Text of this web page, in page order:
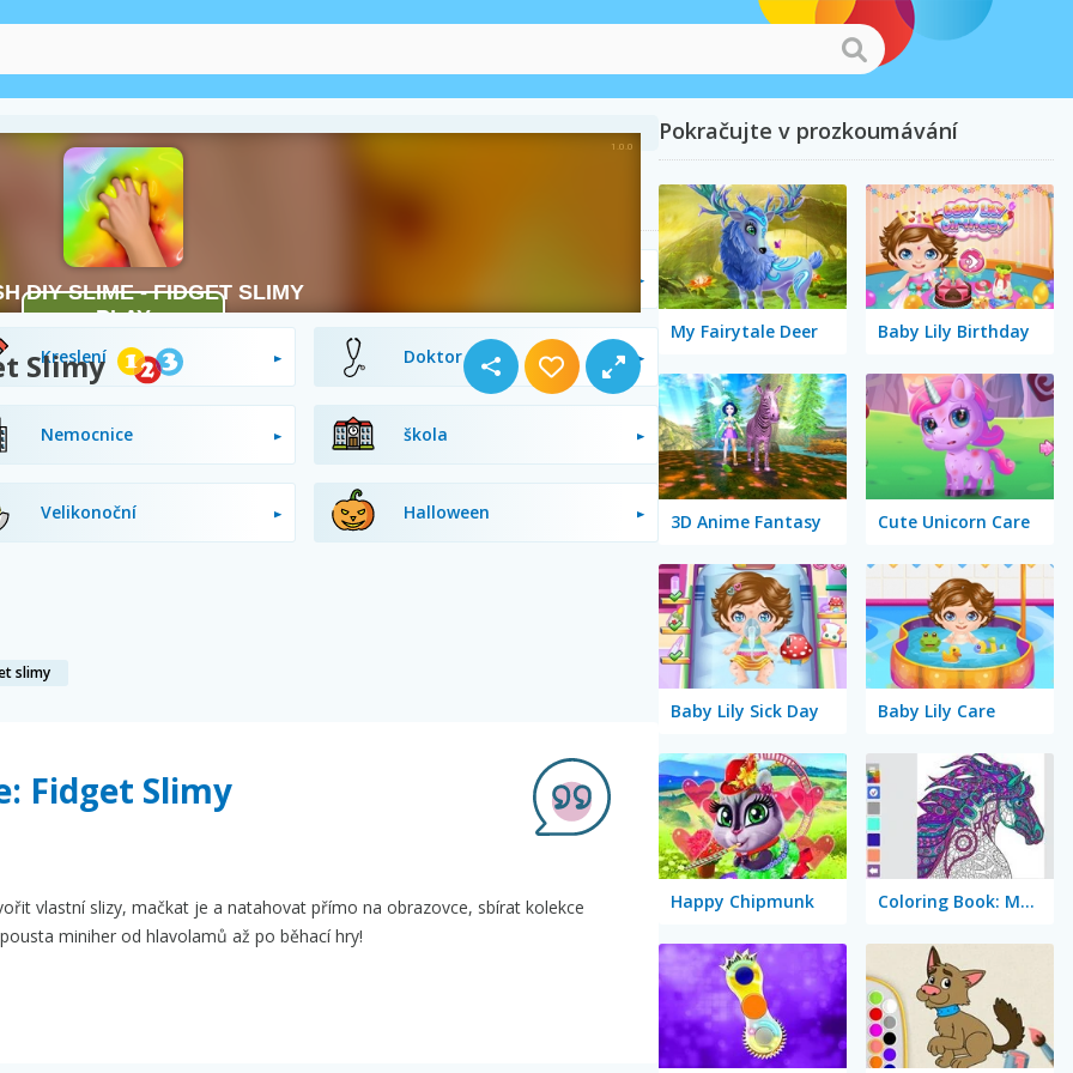
Slimy
Kreslení Doktor
Nemocnice škola
Velikonoční Halloween
slimy
Fidget Slimy
vlastní slizy, mačkat je a natahovat přímo na obrazovce, sbírat kolekce
miniher od hlavolamů až po běhací hry!
Pokračujte v prozkoumávání
My Fairytale Deer Baby Lily Birthday
3D Anime Fantasy Cute Unicorn Care
Baby Lily Sick Day Baby Lily Care
Happy Chipmunk Coloring Book: Mandala